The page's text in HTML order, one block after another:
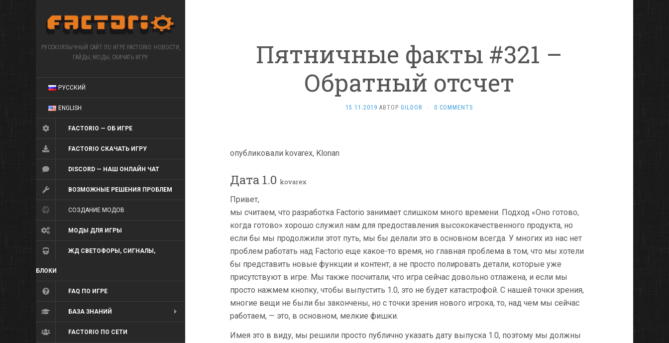
РУССКОЯЗЫЧНЫЙ САЙТ ПО ИГРЕ FACTORIO. НОВОСТИ,
ГАЙДЫ, МОДЫ, СКАЧАТЬ ИГРУ
РУССКИЙ
ENGLISH
FACTORIO — ОБ ИГРЕ
FACTORIO СКАЧАТЬ ИГРУ
DISCORD — НАШ ОНЛАЙН ЧАТ
ВОЗМОЖНЫЕ РЕШЕНИЯ ПРОБЛЕМ
СОЗДАНИЕ МОДОВ
МОДЫ ДЛЯ ИГРЫ
ЖД СВЕТОФОРЫ, СИГНАЛЫ,
БЛОКИ
FAQ ПО ИГРЕ
БАЗА ЗНАНИЙ
FACTORIO ПО СЕТИ
Пятничные факты #321 –
Обратный отсчет
15.11.2019 АВТОР GILDOR · 0 COMMENTS
опубликовали kovarex, Klonan
Дата 1.0 kovarex
Привет,
мы считаем, что разработка Factorio занимает слишком много времени. Подход «Оно готово,
когда готово» хорошо служил нам для предоставления высококачественного продукта, но
если бы мы продолжили этот путь, мы бы делали это в основном всегда. У многих из нас нет
проблем работать над Factorio еще какое-то время, но главная проблема в том, что мы хотели
бы представить новые функции и контент, а не просто полировать детали, которые уже
присутствуют в игре. Мы также посчитали, что игра сейчас довольно отлажена, и если мы
просто нажмем кнопку, чтобы выпустить 1.0, это не будет катастрофой. С нашей точки зрения,
многие вещи не были бы закончены, но с точки зрения нового игрока, то, над чем мы сейчас
работаем, — это, в основном, мелкие фишки.
Имея это в виду, мы решили просто публично указать дату выпуска 1.0, поэтому мы должны